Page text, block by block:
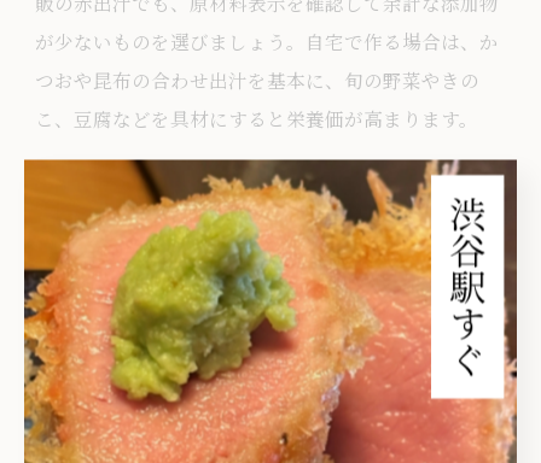
が少ないものを選びましょう。自宅で作る場合は、か
つおや昆布の合わせ出汁を基本に、旬の野菜やきの
こ、豆腐などを具材にすると栄養価が高まります。
また、赤出汁は塩分が高くなりがちなので、具材を多
めにすることで自然と塩分摂取を抑えられます。外食
の際も、赤出汁がセットになったランチメニューを選
ぶと、食事全体のバランスが良くなります。日々のラ
ンチに赤出汁を取り入れることで、和食の魅力を楽し
みながら健康維持に役立ててみてください。